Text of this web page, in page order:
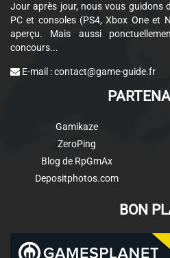
Jour après jour, nous vous guidons
PC et consoles (PS4, Xbox One et
aperçu. Mais aussi
concours...
E-mail :contact@game-guide.fr
Gamikaze
ZeroPing
Blog de RpGmAx
Depositphotos.com
BON